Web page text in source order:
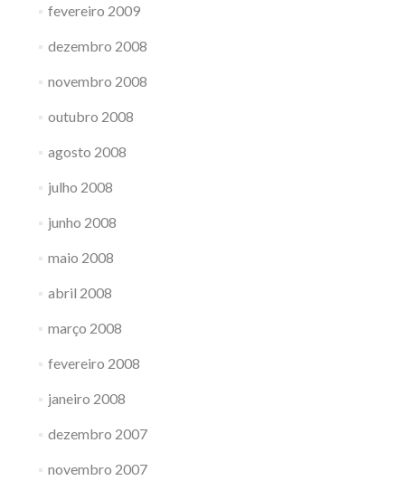
fevereiro 2009
dezembro 2008
novembro 2008
outubro 2008
agosto 2008
julho 2008
junho 2008
maio 2008
abril 2008
março 2008
fevereiro 2008
janeiro 2008
dezembro 2007
novembro 2007